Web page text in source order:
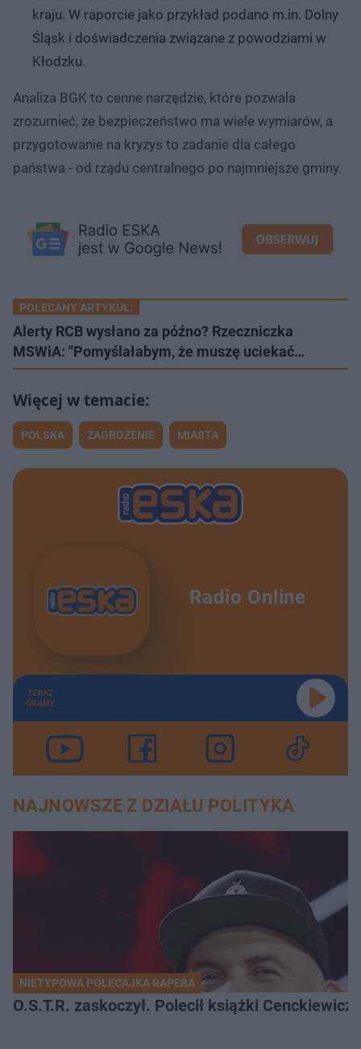
kraju. W raporcie jako przykład podano m.in. Dolny
Śląsk i doświadczenia związane z powodziami w
Kłodzku.
Analiza BGK to cenne narzędzie, które pozwala
zrozumieć, że bezpieczeństwo ma wiele wymiarów, a
przygotowanie na kryzys to zadanie dla całego
państwa - od rządu centralnego po najmniejsze gminy.
POLECANY ARTYKUŁ:
Alerty RCB wysłano za późno? Rzeczniczka
MSWiA: "Pomyślałabym, że muszę uciekać…
POLSKA ZAGROŻENIE MIASTA
Radio Online
TERAZ
GRAMY
NAJNOWSZE Z DZIAŁU POLITYKA
NIETYPOWA POLECAJKA RAPERA
O.S.T.R. zaskoczył. Polecił książki